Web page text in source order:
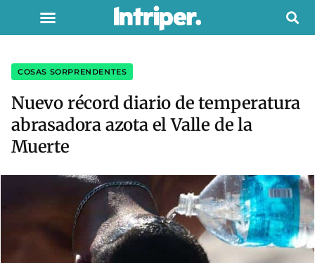
COSAS SORPRENDENTES
Nuevo récord diario de temperatura
abrasadora azota el Valle de la
Muerte